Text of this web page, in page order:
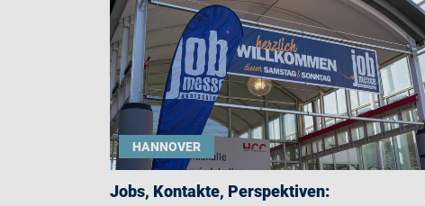
HANNOVER
Jobs, Kontakte, Perspektiven: